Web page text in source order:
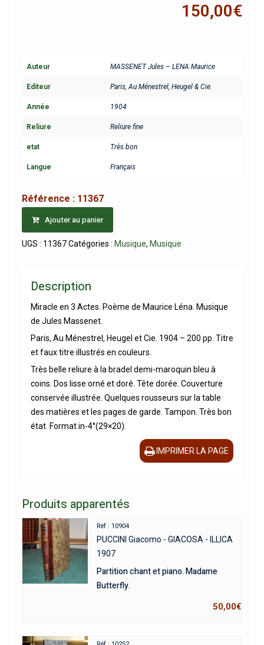
150,00€
Auteur MASSENET Jules – LENA Maurice
Editeur Paris, Au Ménestrel, Heugel & Cie.
Année 1904
Reliure Reliure fine
etat Très bon
Langue Français
Référence : 11367
Ajouter au panier
UGS : 11367 Catégories : Musique, Musique
Description
Miracle en 3 Actes. Poème de Maurice Léna. Musique
de Jules Massenet.
Paris, Au Ménestrel, Heugel et Cie. 1904 – 200 pp. Titre
et faux titre illustrés en couleurs.
Très belle reliure à la bradel demi-maroquin bleu à
coins. Dos lisse orné et doré. Tête dorée. Couverture
conservée illustrée. Quelques rousseurs sur la table
des matières et les pages de garde. Tampon. Très bon
état. Format in-4°(29×20).
IMPRIMER LA PAGE
Produits apparentés
Réf : 10904
PUCCINI Giacomo - GIACOSA - ILLICA
1907
Partition chant et piano. Madame
Butterfly.
50,00€